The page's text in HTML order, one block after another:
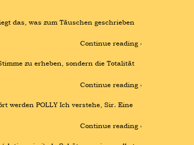
das, was zum Täuschen geschrieben
Continue reading ›
zu erheben, sondern die Totalität
Continue reading ›
werden POLLY Ich verstehe, Sir. Eine
Continue reading ›